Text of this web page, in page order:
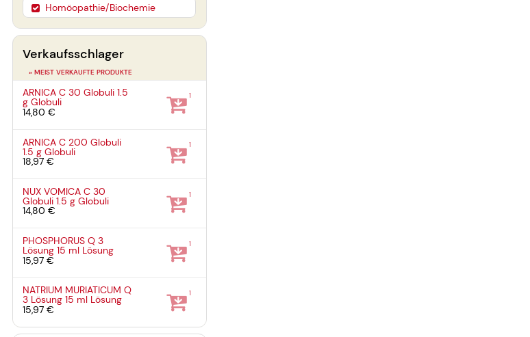
Homöopathie/Biochemie
Verkaufsschlager
» MEIST VERKAUFTE PRODUKTE
ARNICA C 30 Globuli1.5
gGlobuli
14,80 €
1
ARNICA C 200 Globuli
1.5 gGlobuli
18,97 €
1
NUX VOMICA C 30
Globuli1.5 gGlobuli
14,80 €
1
PHOSPHORUS Q 3
Lösung15 ml Lösung
15,97 €
1
NATRIUM MURIATICUM Q
3 Lösung15 ml Lösung
15,97 €
1